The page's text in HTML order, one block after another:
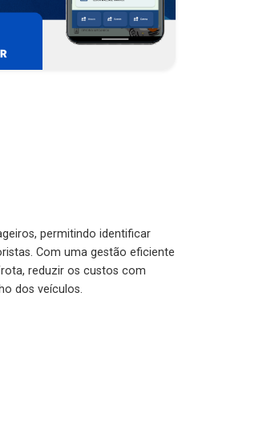
permitindo identificar
Com uma gestão eficiente
reduzir os custos com
dos veículos.